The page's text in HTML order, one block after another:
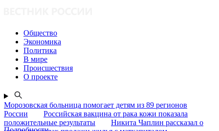
Общество
Экономика
Политика
В мире
Происшествия
О проекте
Морозовская больница помогает детям из 89 регионов
России
Российская вакцина от рака кожи показала
положительные результаты
Никита Чаплин рассказал о